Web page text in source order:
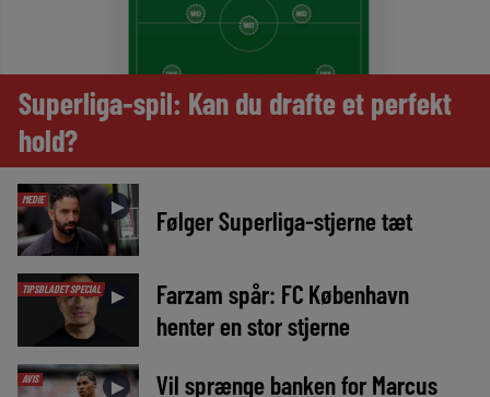
Superliga-spil: Kan du drafte et perfekt
hold?
MEDIE ► Følger Superliga-stjerne tæt
TIPSBLADET SPECIAL ►
Farzam spår: FC København
henter en stor stjerne
AVIS ►
Vil sprænge banken for Marcus